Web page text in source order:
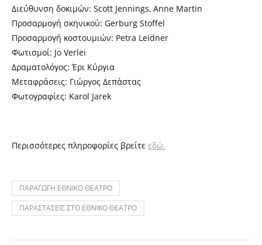
Διεύθυνση δοκιμών: Scott Jennings, Anne Martin
Προσαρμογή σκηνικού: Gerburg Stoffel
Προσαρμογή κοστουμιών: Petra Leidner
Φωτισμοί: Jo Verlei
Δραματολόγος: Έρι Κύργια
Μεταφράσεις: Γιώργος Δεπάστας
Φωτογραφίες: Karol Jarek
Περισσότερες πληροφορίες βρείτε εδώ.
ΠΑΡΑΓΩΓΗ ΕΘΝΙΚΟ ΘΕΑΤΡΟ
ΠΑΡΑΣΤΑΣΕΙΣ ΣΤΟ ΕΘΝΙΚΟ ΘΕΑΤΡΟ